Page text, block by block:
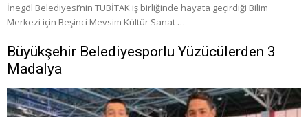
İnegöl Belediyesi’nin TÜBİTAK iş birliğinde hayata geçirdiği Bilim
Merkezi için Beşinci Mevsim Kültür Sanat …
Büyükşehir Belediyesporlu Yüzücülerden 3
Madalya